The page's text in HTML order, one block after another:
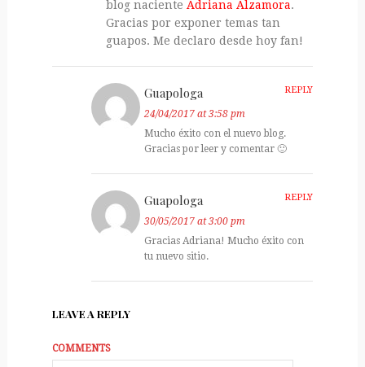
blog naciente Adriana Alzamora.
Gracias por exponer temas tan
guapos. Me declaro desde hoy fan!
Guapologa REPLY
24/04/2017 at 3:58 pm
Mucho éxito con el nuevo blog.
Gracias por leer y comentar 🙂
Guapologa REPLY
30/05/2017 at 3:00 pm
Gracias Adriana! Mucho éxito con
tu nuevo sitio.
LEAVE A REPLY
COMMENTS